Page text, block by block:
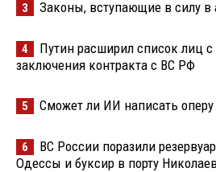
3 Законы, вступающие в силу в
4
Путин расширил список лиц
заключения контракта с ВС РФ
5 Сможет ли ИИ написать
6
ВС России поразили
Одессы и буксир в порту